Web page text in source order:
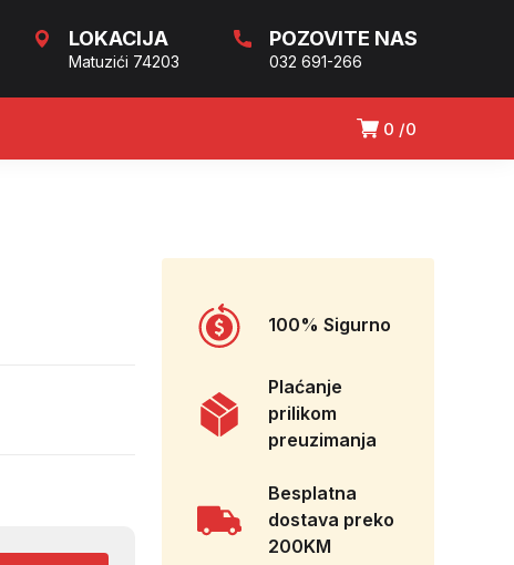
LOKACIJA
Matuzići 74203
POZOVITE NAS
032 691-266
0 0
100% Sigurno
Plaćanje
prilikom
preuzimanja
Besplatna
dostava preko
200KM